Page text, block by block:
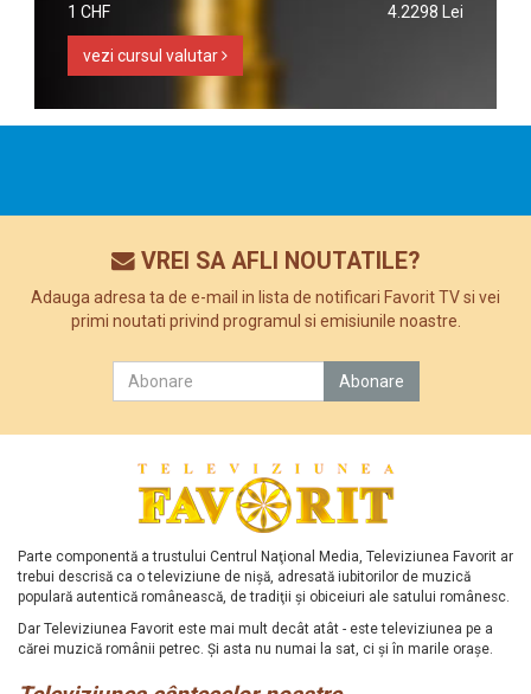
1 CHF
4.2298 Lei
vezi cursul valutar
VREI SA AFLI NOUTATILE?
Adauga adresa ta de e-mail in lista de notificari Favorit TV si vei
primi noutati privind programul si emisiunile noastre.
Parte componentă a trustului Centrul Naţional Media, Televiziunea Favorit ar
trebui descrisă ca o televiziune de nişă, adresată iubitorilor de muzică
populară autentică românească, de tradiţii şi obiceiuri ale satului românesc.
Dar Televiziunea Favorit este mai mult decât atât - este televiziunea pe a
cărei muzică românii petrec. Şi asta nu numai la sat, ci şi în marile oraşe.